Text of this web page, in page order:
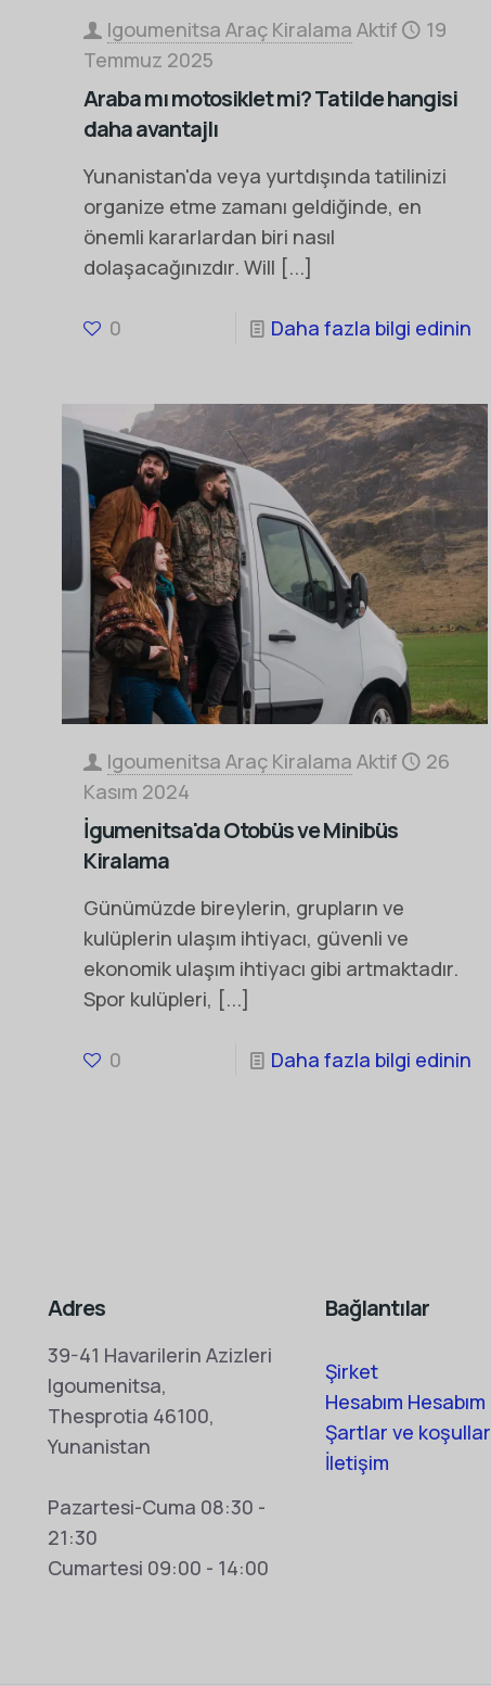
Igoumenitsa Araç Kiralama Aktif
19
Temmuz 2025
Araba mı motosiklet mi? Tatilde hangisi
daha avantajlı
Yunanistan'da veya yurtdışında tatilinizi
organize etme zamanı geldiğinde, en
önemli kararlardan biri nasıl
dolaşacağınızdır. Will [...]
0 Daha fazla bilgi edinin
Igoumenitsa Araç Kiralama Aktif
26
Kasım 2024
İgumenitsa'da Otobüs ve Minibüs
Kiralama
Günümüzde bireylerin, grupların ve
kulüplerin ulaşım ihtiyacı, güvenli ve
ekonomik ulaşım ihtiyacı gibi artmaktadır.
Spor kulüpleri, [...]
0 Daha fazla bilgi edinin
Adres
39-41 Havarilerin Azizleri
Igoumenitsa,
Thesprotia 46100,
Yunanistan
Pazartesi-Cuma 08:30 -
21:30
Cumartesi 09:00 - 14:00
Bağlantılar
Şirket
Hesabım Hesabım
Şartlar ve koşullar
İletişim